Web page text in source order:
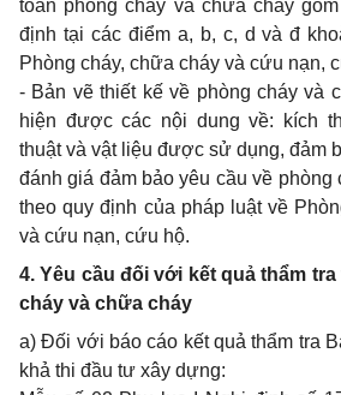
toàn phòng cháy và chữa cháy
định tại các điểm a, b, c, d và đ
Phòng cháy, chữa cháy và cứu nạn,
- Bản vẽ thiết kế về phòng cháy và
hiện được các nội dung về: kích
thuật và vật liệu được sử dụng, đảm
đánh giá đảm bảo yêu cầu về phòng
theo quy định của pháp luật về
và cứu nạn, cứu hộ.
4.Yêu cầu đối với kết quả thẩm
cháy và chữa cháy
a)Đối với báo cáo kết quả thẩm tra
khả thi đầu tư xây dựng: